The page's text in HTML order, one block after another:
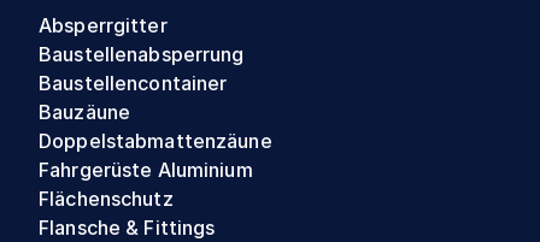
Absperrgitter
Baustellenabsperrung
Baustellencontainer
Bauzäune
Doppelstabmattenzäune
Fahrgerüste Aluminium
Flächenschutz
Flansche & Fittings